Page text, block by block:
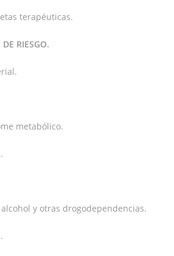
terapéuticas.
RIESGO.
metabólico.
y otras drogodependencias.